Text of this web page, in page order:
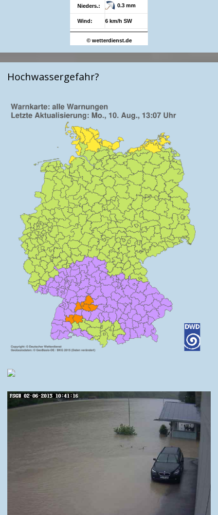
Nieders.: 0.3 mm
Wind: 6 km/h SW
© wetterdienst.de
Hochwassergefahr?